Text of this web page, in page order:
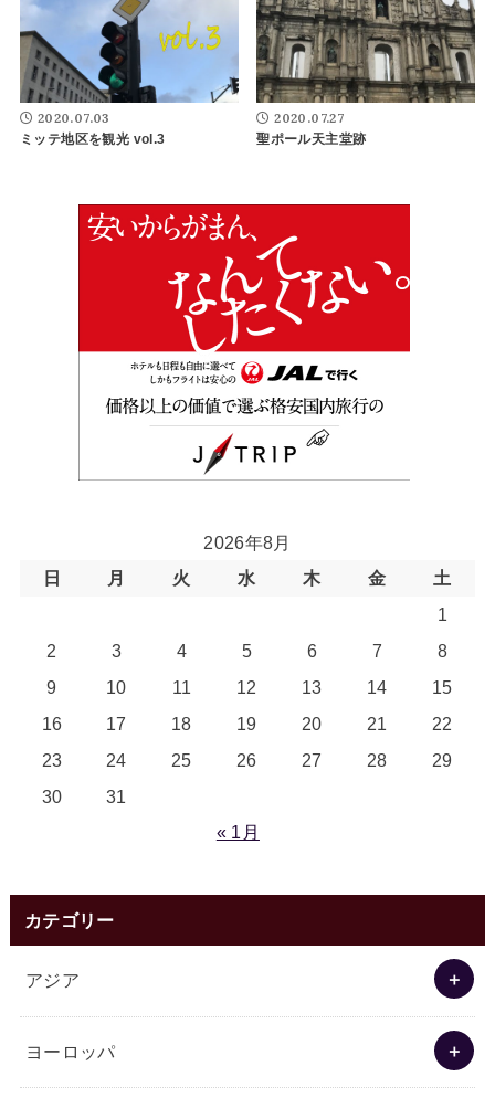
2020.07.03
ミッテ地区を観光 vol.3
2020.07.27
聖ポール天主堂跡
2026年8月
日
月 火 水 木 金
土
1
2
3 4 5 6 7
8
9
10 11 12 13 14
15
16
17 18 19 20 21
22
23
24 25 26 27 28
29
30
31
« 1月
カテゴリー
アジア
ヨーロッパ